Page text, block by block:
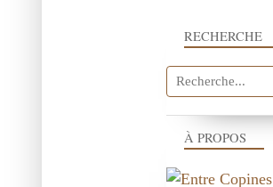
RECHERCHE
À PROPOS